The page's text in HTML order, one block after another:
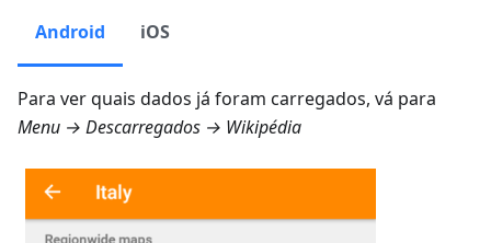
Android iOS
Para ver quais dados já foram carregados, vá para
Menu → Descarregados → Wikipédia